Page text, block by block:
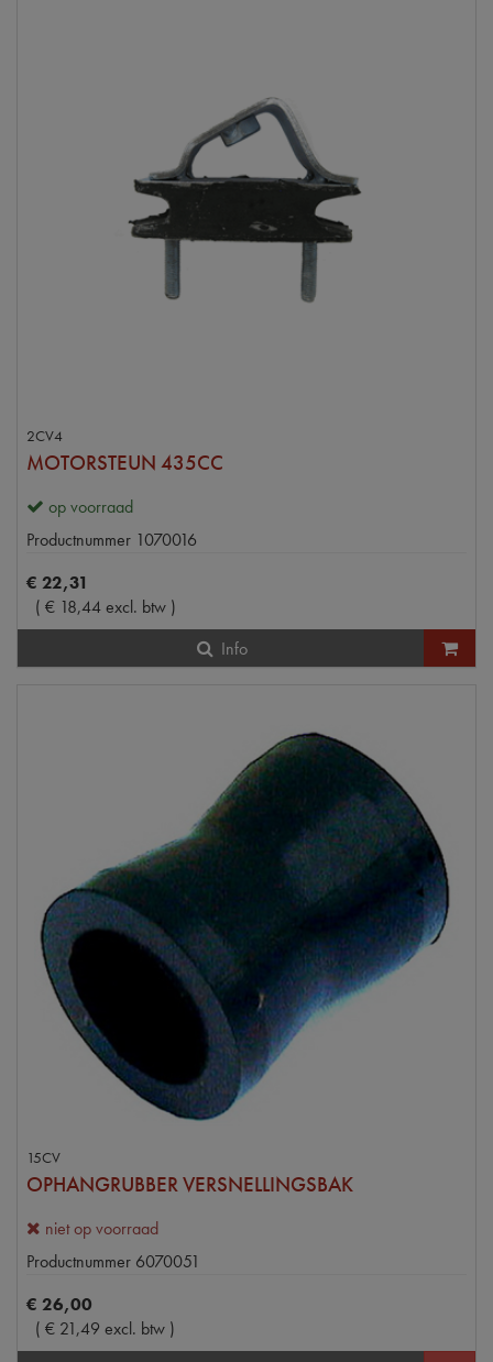
2CV4
MOTORSTEUN 435CC
op voorraad
Productnummer 1070016
€ 22,31
( € 18,44excl. btw )
Info
15CV
OPHANGRUBBER VERSNELLINGSBAK
niet op voorraad
Productnummer 6070051
€ 26,00
( € 21,49 excl. btw )